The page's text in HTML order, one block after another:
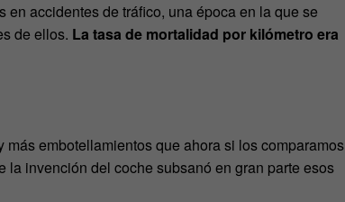
accidentes de tráfico, una época en la que se
de ellos. La tasa de mortalidad por kilómetro era
embotellamientos que ahora si los comparamos
invención del coche subsanó en gran parte esos